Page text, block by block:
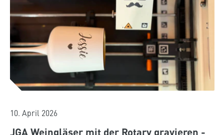
10. April 2026
JGA Weingläser mit der Rotary gravieren -